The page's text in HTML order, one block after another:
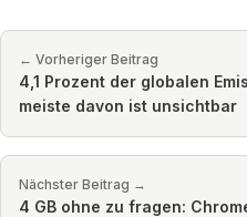
← Vorheriger Beitrag
4,1 Prozent der globalen
meiste davon ist unsichtbar
Nächster Beitrag →
4 GB ohne zu fragen: